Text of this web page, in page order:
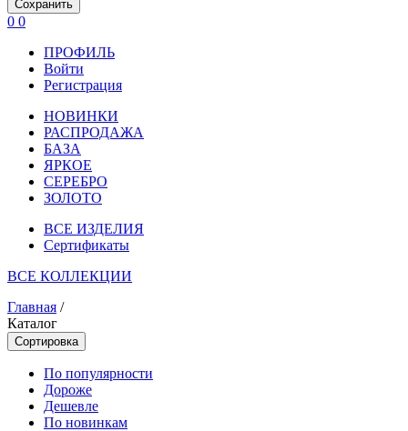
Сохранить
0 0
ПРОФИЛЬ
Войти
Регистрация
НОВИНКИ
РАСПРОДАЖА
БАЗА
ЯРКОЕ
СЕРЕБРО
ЗОЛОТО
ВСЕ ИЗДЕЛИЯ
Сертификаты
ВСЕ КОЛЛЕКЦИИ
Главная /
Каталог
Сортировка
По популярности
Дороже
Дешевле
По новинкам